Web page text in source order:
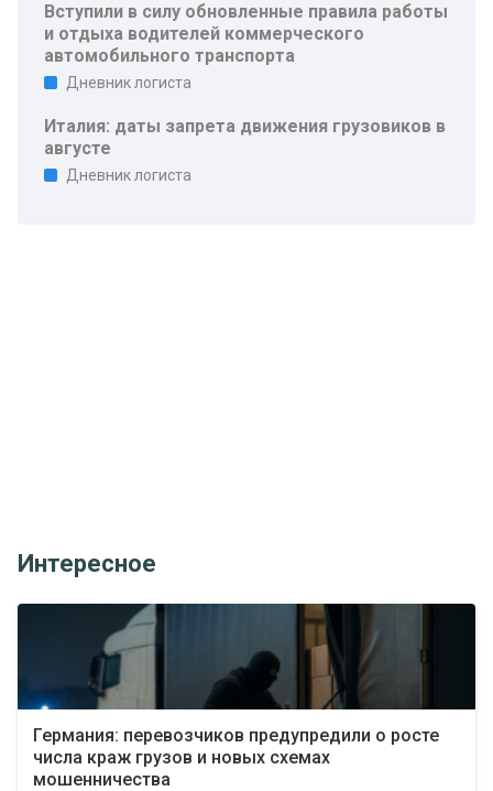
Вступили в силу обновленные правила работы
и отдыха водителей коммерческого
автомобильного транспорта
Дневник логиста
Италия: даты запрета движения грузовиков в
августе
Дневник логиста
Интересное
Германия: перевозчиков предупредили о росте
числа краж грузов и новых схемах
мошенничества